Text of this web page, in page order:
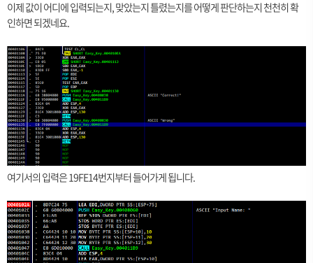
이제 값이 어디에 입력되는지, 맞았는지 틀렸는지를 어떻게 판단하는지 천천히 확
인하면 되겠네요.
여기서의 입력은 19FE14번지부터 들어가게 됩니다.